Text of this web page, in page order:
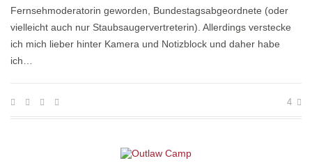
Fernsehmoderatorin geworden, Bundestagsabgeordnete (oder
vielleicht auch nur Staubsaugervertreterin). Allerdings verstecke
ich mich lieber hinter Kamera und Notizblock und daher habe
ich…
4